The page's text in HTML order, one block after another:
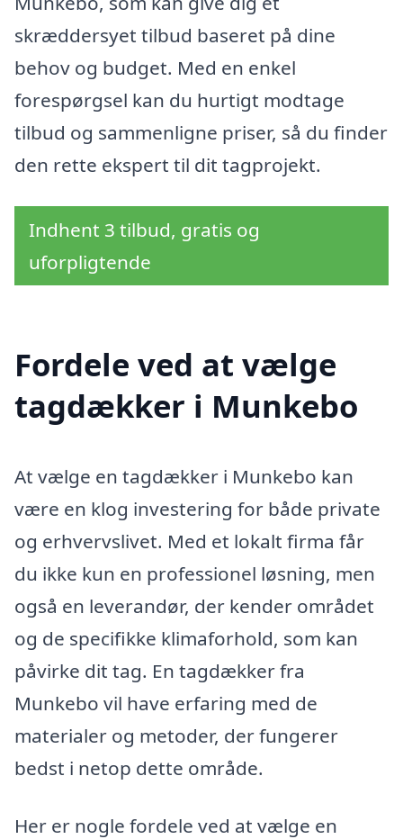
skræddersyet tilbud baseret på dine
behov og budget. Med en enkel
forespørgsel kan du hurtigt modtage
tilbud og sammenligne priser, så du finder
den rette ekspert til dit tagprojekt.
Indhent 3 tilbud, gratis og
uforpligtende
Fordele ved at vælge
tagdækker i Munkebo
At vælge en tagdækker i Munkebo kan
være en klog investering for både private
og erhvervslivet. Med et lokalt firma får
du ikke kun en professionel løsning, men
også en leverandør, der kender området
og de specifikke klimaforhold, som kan
påvirke dit tag. En tagdækker fra
Munkebo vil have erfaring med de
materialer og metoder, der fungerer
bedst i netop dette område.
Her er nogle fordele ved at vælge en